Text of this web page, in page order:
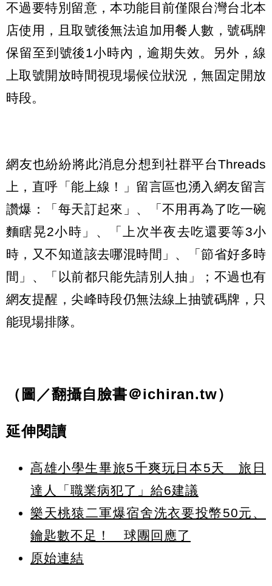
不過要特別留意，本功能目前僅限台灣台北本
店使用，且取號後無法追加用餐人數，號碼牌
保留至到號後1小時內，逾期失效。另外，線
上取號開放時間視現場候位狀況，無固定開放
時段。
網友也紛紛將此消息分想到社群平台Threads
上，直呼「能上線！」留言區也湧入網友留言
讚爆：「每天訂起來」、「不用再為了吃一碗
麵瞎晃2小時」、「上次半夜去吃還要等3小
時，又不知道該去哪混時間」、「節省好多時
間」、「以前都只能先請別人抽」；不過也有
網友提醒，尖峰時段仍無法線上抽號碼牌，只
能現場排隊。
（圖／翻攝自臉書＠ichiran.tw）
延伸閱讀
高雄小學生畢旅5千爽玩日本5天 旅日
達人「職業病犯了」給6建議
樂天桃猿二軍爆宿舍洗衣要投幣50元、
鑰匙數不足！ 球團回應了
原始連結